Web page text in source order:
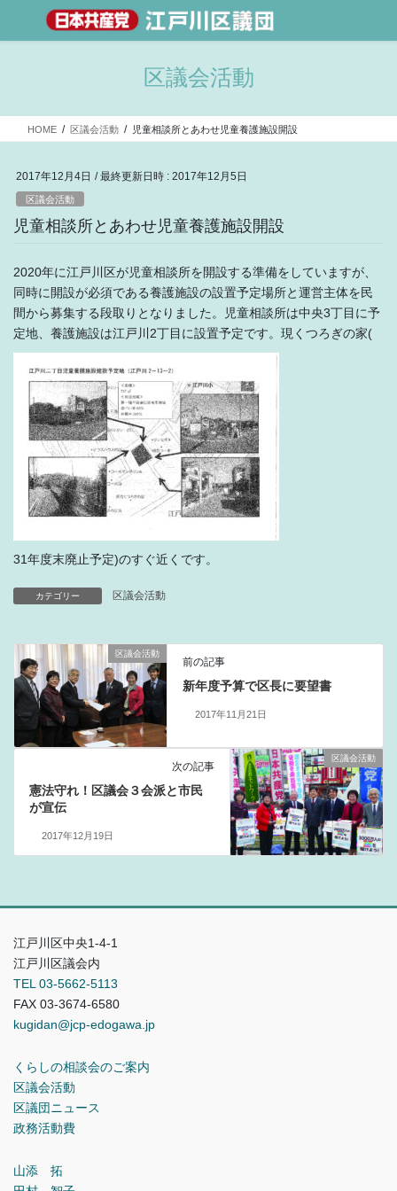
区議会活動
HOME 区議会活動 児童相談所とあわせ児童養護施設開設
2017年12月4日 / 最終更新日時 : 2017年12月5日
区議会活動
児童相談所とあわせ児童養護施設開設
2020年に江戸川区が児童相談所を開設する準備をしていますが、
同時に開設が必須である養護施設の設置予定場所と運営主体を民
間から募集する段取りとなりました。児童相談所は中央3丁目に予
定地、養護施設は江戸川2丁目に設置予定です。現くつろぎの家(
31年度末廃止予定)のすぐ近くです。
カテゴリー 区議会活動
区議会活動
前の記事
新年度予算で区長に要望書
2017年11月21日
区議会活動
次の記事
憲法守れ！区議会３会派と市民
が宣伝
2017年12月19日
江戸川区中央1-4-1
江戸川区議会内
TEL 03-5662-5113
FAX 03-3674-6580
kugidan@jcp-edogawa.jp
くらしの相談会のご案内
区議会活動
区議団ニュース
政務活動費
山添 拓